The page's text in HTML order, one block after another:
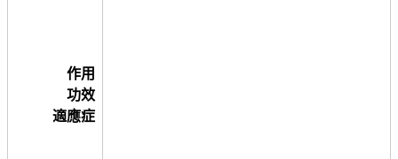
作用
功效
適應症